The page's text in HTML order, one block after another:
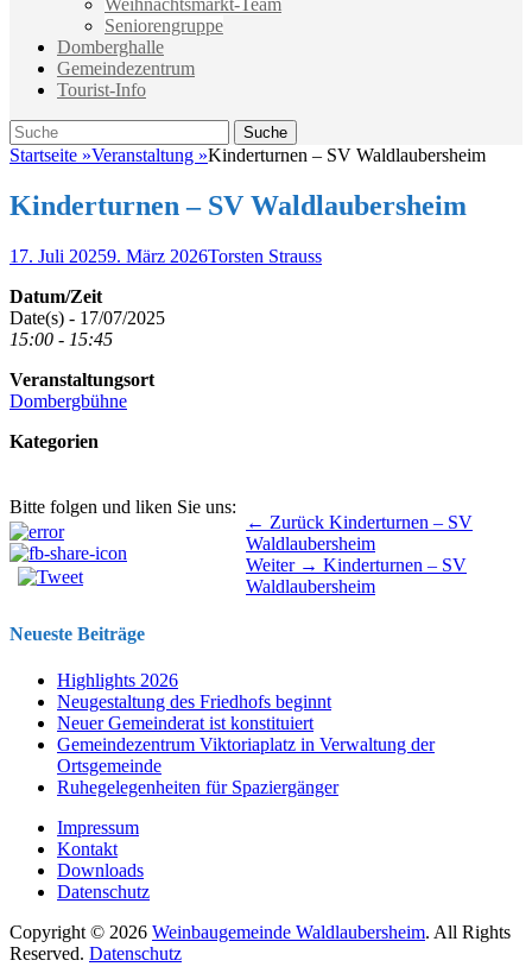
Weihnachtsmarkt-Team
Seniorengruppe
Domberghalle
Gemeindezentrum
Tourist-Info
Suche
Suche
nach:
Startseite »Veranstaltung »Kinderturnen – SV Waldlaubersheim
Kinderturnen – SV Waldlaubersheim
Veröffentlicht
17. Juli 20259. März 2026Autor
Torsten Strauss
Datum/Zeit
Date(s) - 17/07/2025
15:00 - 15:45
Veranstaltungsort
Dombergbühne
Kategorien
Bitte folgen und liken Sie uns:
Beitragsnavigation ← Zurück Vorhergehender
Beitrag:
Kinderturnen – SV
Waldlaubersheim
Weiter → Nächster
Beitrag:
Kinderturnen – SV
Waldlaubersheim
Neueste Beiträge
Highlights 2026
Neugestaltung des Friedhofs beginnt
Neuer Gemeinderat ist konstituiert
Gemeindezentrum Viktoriaplatz in Verwaltung der
Ortsgemeinde
Ruhegelegenheiten für Spaziergänger
Impressum
Kontakt
Downloads
Datenschutz
Copyright © 2026 Weinbaugemeinde Waldlaubersheim. All Rights
Reserved. Datenschutz